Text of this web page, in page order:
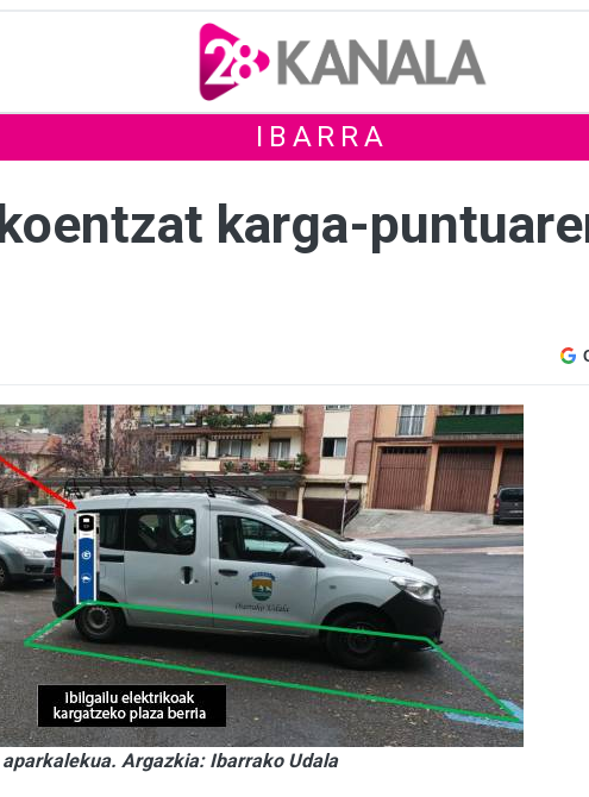
IBARRA
karga-
Argazkia: Ibarrako Udala